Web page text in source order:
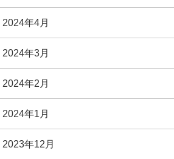
2024年4月
2024年3月
2024年2月
2024年1月
2023年12月